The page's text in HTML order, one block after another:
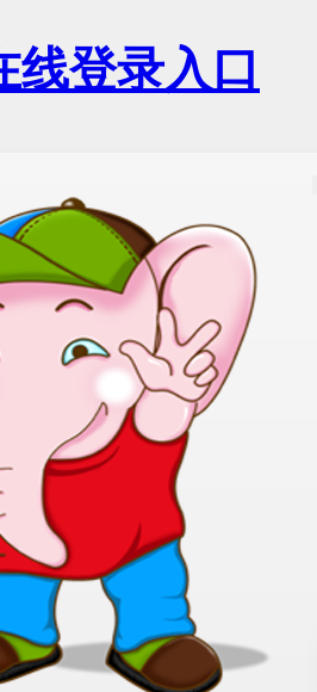
登录入口